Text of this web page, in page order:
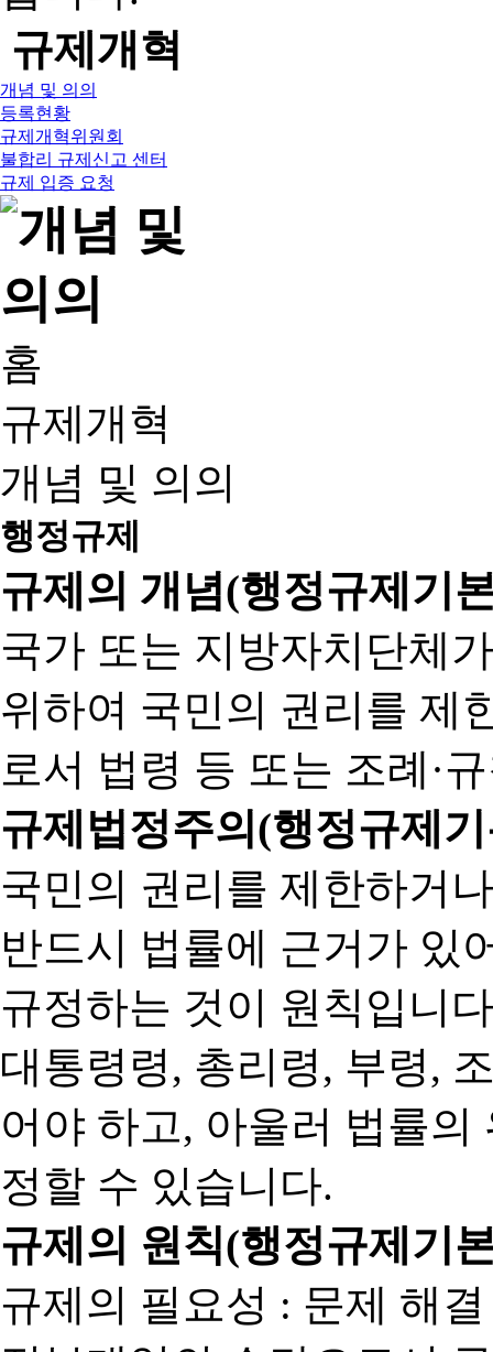
규제개혁
개념 및 의의
등록현황
규제개혁위원회
불합리 규제신고 센터
규제 입증 요청
홈
규제개혁
개념 및 의의
행정규제
규제의 개념(행정규제기
국가 또는 지방자치단체
위하여 국민의 권리를 제
로서 법령 등 또는 조례·
규제법정주의(행정규제
국민의 권리를 제한하거
반드시 법률에 근거가 있
규정하는 것이 원칙입니
대통령령, 총리령, 부령,
어야 하고, 아울러 법률
정할 수 있습니다.
규제의 원칙(행정규제기
규제의 필요성 : 문제 해